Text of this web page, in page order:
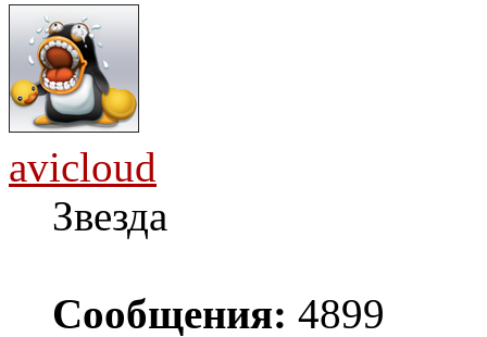
avicloud
Звезда
Сообщения: 4899